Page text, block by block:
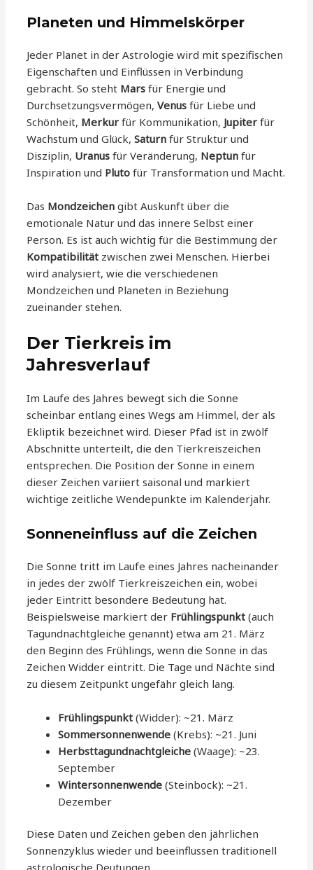
Planeten und Himmelskörper
Jeder Planet in der Astrologie wird mit spezifischen
Eigenschaften und Einflüssen in Verbindung
gebracht. So steht Mars für Energie und
Durchsetzungsvermögen,Venus für Liebe und
Schönheit, Merkur für Kommunikation, Jupiter für
Wachstum und Glück,Saturn für Struktur und
Disziplin, Uranus für Veränderung, Neptun für
Inspiration und Pluto für Transformation und Macht.
Das Mondzeichen gibt Auskunft über die
emotionale Natur und das innere Selbst einer
Person. Es ist auch wichtig für die Bestimmung der
Kompatibilität zwischen zwei Menschen. Hierbei
wird analysiert, wie die verschiedenen
Mondzeichen und Planeten in Beziehung
zueinander stehen.
Der Tierkreis im
Jahresverlauf
Im Laufe des Jahres bewegt sich die Sonne
scheinbar entlang eines Wegs am Himmel, der als
Ekliptik bezeichnet wird. Dieser Pfad ist in zwölf
Abschnitte unterteilt, die den Tierkreiszeichen
entsprechen. Die Position der Sonne in einem
dieser Zeichen variiert saisonal und markiert
wichtige zeitliche Wendepunkte im Kalenderjahr.
Sonneneinfluss auf die Zeichen
Die Sonne tritt im Laufe eines Jahres nacheinander
in jedes der zwölf Tierkreiszeichen ein, wobei
jeder Eintritt besondere Bedeutung hat.
Beispielsweise markiert der Frühlingspunkt (auch
Tagundnachtgleiche genannt) etwa am 21. März
den Beginn des Frühlings, wenn die Sonne in das
Zeichen Widder eintritt. Die Tage und Nächte sind
zu diesem Zeitpunkt ungefähr gleich lang.
Frühlingspunkt (Widder): ~21. März
Sommersonnenwende (Krebs): ~21. Juni
Herbsttagundnachtgleiche (Waage): ~23.
September
Wintersonnenwende (Steinbock): ~21.
Dezember
Diese Daten und Zeichen geben den jährlichen
Sonnenzyklus wieder und beeinflussen traditionell